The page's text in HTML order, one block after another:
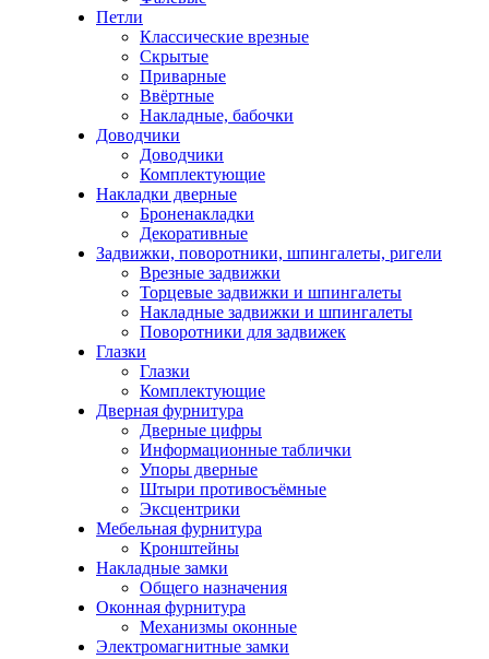
Петли
Классические врезные
Скрытые
Приварные
Ввёртные
Накладные, бабочки
Доводчики
Доводчики
Комплектующие
Накладки дверные
Броненакладки
Декоративные
Задвижки, поворотники, шпингалеты, ригели
Врезные задвижки
Торцевые задвижки и шпингалеты
Накладные задвижки и шпингалеты
Поворотники для задвижек
Глазки
Глазки
Комплектующие
Дверная фурнитура
Дверные цифры
Информационные таблички
Упоры дверные
Штыри противосъёмные
Эксцентрики
Мебельная фурнитура
Кронштейны
Накладные замки
Общего назначения
Оконная фурнитура
Механизмы оконные
Электромагнитные замки